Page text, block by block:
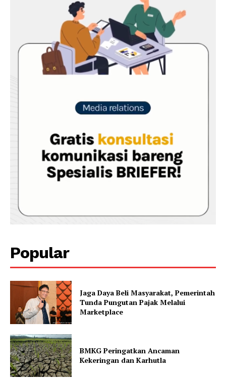
Popular
Jaga Daya Beli Masyarakat, Pemerintah
Tunda Pungutan Pajak Melalui
Marketplace
BMKG Peringatkan Ancaman
Kekeringan dan Karhutla